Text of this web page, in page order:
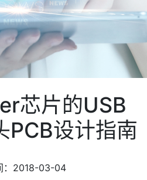
芯片的USB
设计指南
：2018-03-04